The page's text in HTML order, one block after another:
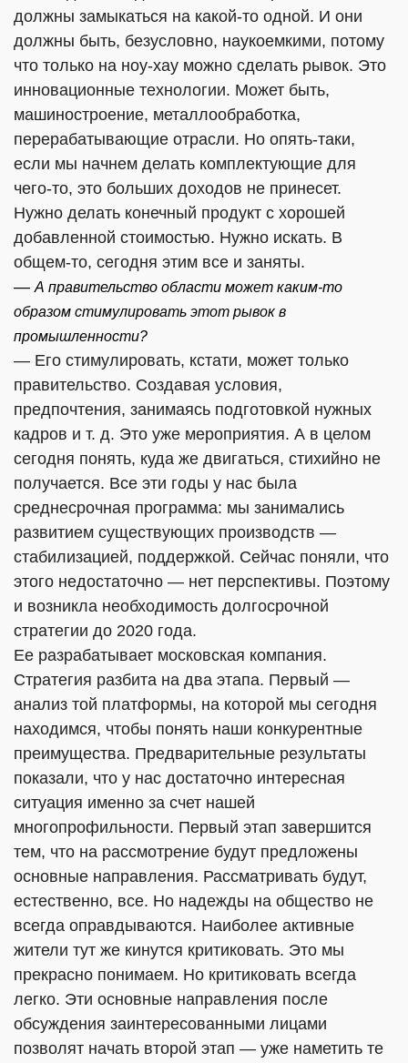
должны замыкаться на какой-то одной. И они
должны быть, безусловно, наукоемкими, потому
что только на ноу-хау можно сделать рывок. Это
инновационные технологии. Может быть,
машиностроение, металлообработка,
перерабатывающие отрасли. Но опять-таки,
если мы начнем делать комплектующие для
чего-то, это больших доходов не принесет.
Нужно делать конечный продукт с хорошей
добавленной стоимостью. Нужно искать. В
общем-то, сегодня этим все и заняты.
—А правительство области может каким-то
образом стимулировать этот рывок в
промышленности?
— Его стимулировать, кстати, может только
правительство. Создавая условия,
предпочтения, занимаясь подготовкой нужных
кадров и т. д. Это уже мероприятия. А в целом
сегодня понять, куда же двигаться, стихийно не
получается. Все эти годы у нас была
среднесрочная программа: мы занимались
развитием существующих производств —
стабилизацией, поддержкой. Сейчас поняли, что
этого недостаточно — нет перспективы. Поэтому
и возникла необходимость долгосрочной
стратегии до 2020 года.
Ее разрабатывает московская компания.
Стратегия разбита на два этапа. Первый —
анализ той платформы, на которой мы сегодня
находимся, чтобы понять наши конкурентные
преимущества. Предварительные результаты
показали, что у нас достаточно интересная
ситуация именно за счет нашей
многопрофильности. Первый этап завершится
тем, что на рассмотрение будут предложены
основные направления. Рассматривать будут,
естественно, все. Но надежды на общество не
всегда оправдываются. Наиболее активные
жители тут же кинутся критиковать. Это мы
прекрасно понимаем. Но критиковать всегда
легко. Эти основные направления после
обсуждения заинтересованными лицами
позволят начать второй этап — уже наметить те